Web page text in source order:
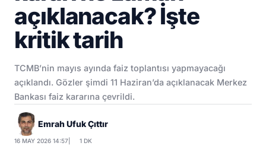
açıklanacak? İşte
kritik tarih
TCMB’nin mayıs ayında faiz toplantısı yapmayacağı
açıklandı. Gözler şimdi 11 Haziran’da açıklanacak Merkez
Bankası faiz kararına çevrildi.
Emrah Ufuk Çıttır
16 MAY 2026 14:57 1 DK